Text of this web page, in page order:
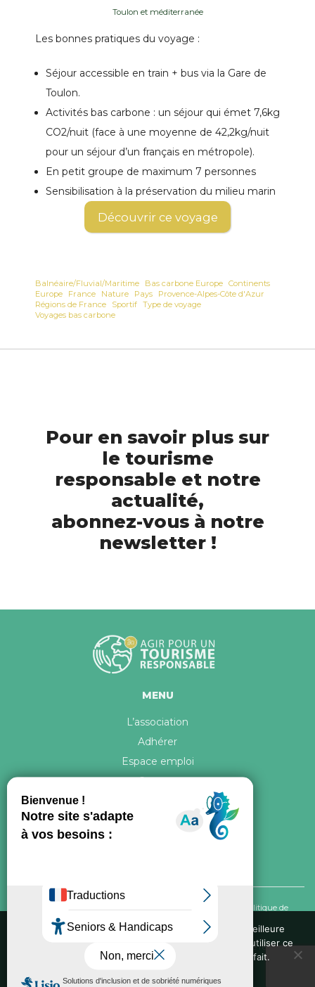
Toulon et méditerranée
Les bonnes pratiques du voyage :
Séjour accessible en train + bus via la Gare de
Toulon.
Activités bas carbone : un séjour qui émet 7,6kg
CO2/nuit (face à une moyenne de 42,2kg/nuit
pour un séjour d’un français en métropole).
En petit groupe de maximum 7 personnes
Sensibilisation à la préservation du milieu marin
Découvrir ce voyage
Balnéaire/Fluvial/Maritime Bas carbone Europe Continents
Europe
France Nature Pays
Provence-Alpes-Côte d'Azur
Régions de France
Sportif Type de voyage
Voyages bas carbone
Pour en savoir plus sur
le tourisme
responsable et notre
actualité,
abonnez-vous à notre
newsletter !
MENU
L’association
Adhérer
Espace emploi
Contact
Politique de
confidentialité
Conception graphique, iconographie et développement de ce site réalisés par
Nous utilisons des cookies pour vous garantir la meilleure
expérience sur notre site web. Si vous continuez à utiliser ce
site, nous supposerons que vous en êtes satisfait.